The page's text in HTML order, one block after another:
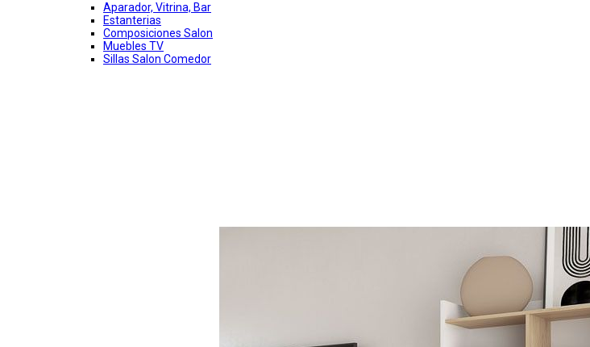
Aparador, Vitrina, Bar
Estanterias
Composiciones Salon
Muebles TV
Sillas Salon Comedor